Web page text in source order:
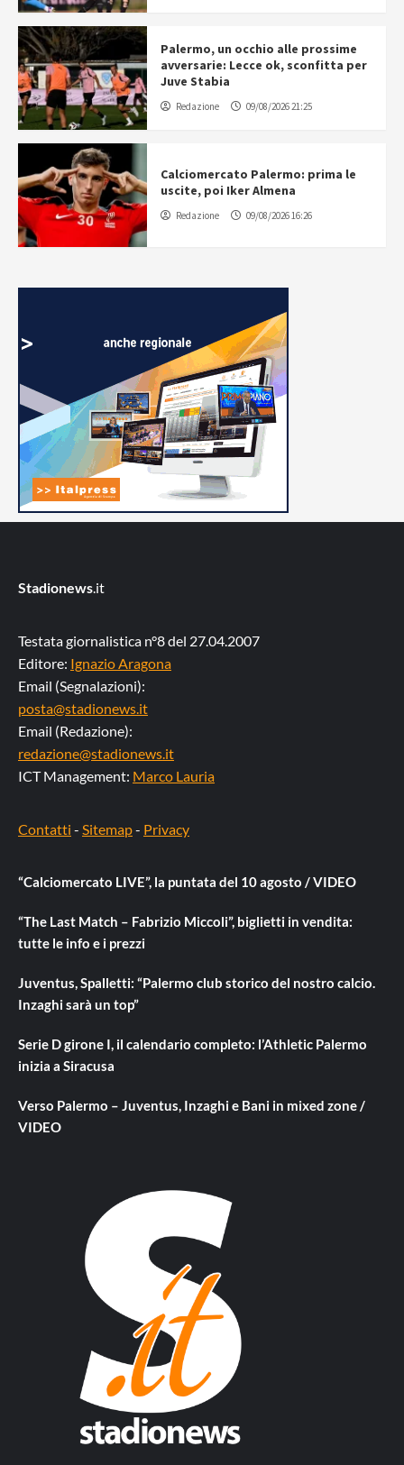
Palermo, un occhio alle prossime
avversarie: Lecce ok, sconfitta per
Juve Stabia
Redazione 09/08/2026 21:25
Calciomercato Palermo: prima le
uscite, poi Iker Almena
Redazione 09/08/2026 16:26
Stadionews.it
Testata giornalistica n°8 del 27.04.2007
Editore: Ignazio Aragona
Email (Segnalazioni):
posta@stadionews.it
Email (Redazione):
redazione@stadionews.it
ICT Management: Marco Lauria
Contatti - Sitemap- Privacy
“Calciomercato LIVE”, la puntata del 10 agosto / VIDEO
“The Last Match – Fabrizio Miccoli”, biglietti in vendita:
tutte le info e i prezzi
Juventus, Spalletti: “Palermo club storico del nostro calcio.
Inzaghi sarà un top”
Serie D girone I, il calendario completo: l’Athletic Palermo
inizia a Siracusa
Verso Palermo – Juventus, Inzaghi e Bani in mixed zone /
VIDEO